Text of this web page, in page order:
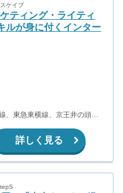
ケイプ
ティング・ライティ
ルが身に付くインター
、東急東横線、京王井の頭線
代田線）
詳しく見る